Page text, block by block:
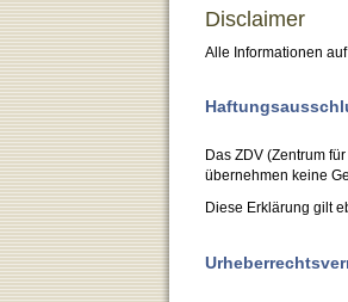
Disclaimer
Alle Informationen
Das ZDV (Zentrum
übernehmen keine
Diese Erklärung gilt